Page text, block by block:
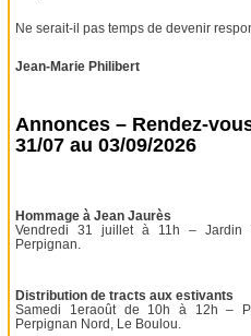
Ne serait-il pas temps de devenir
Jean-Marie Philibert
Annonces – Rendez-
31/07 au 03/09/2026
Hommage à Jean Jaurès
Vendredi 31 juillet à 11h – Jardin
Perpignan.
Distribution de tracts aux estivants
Samedi 1eraoût de 10h à 12h –
Perpignan Nord, Le Boulou.